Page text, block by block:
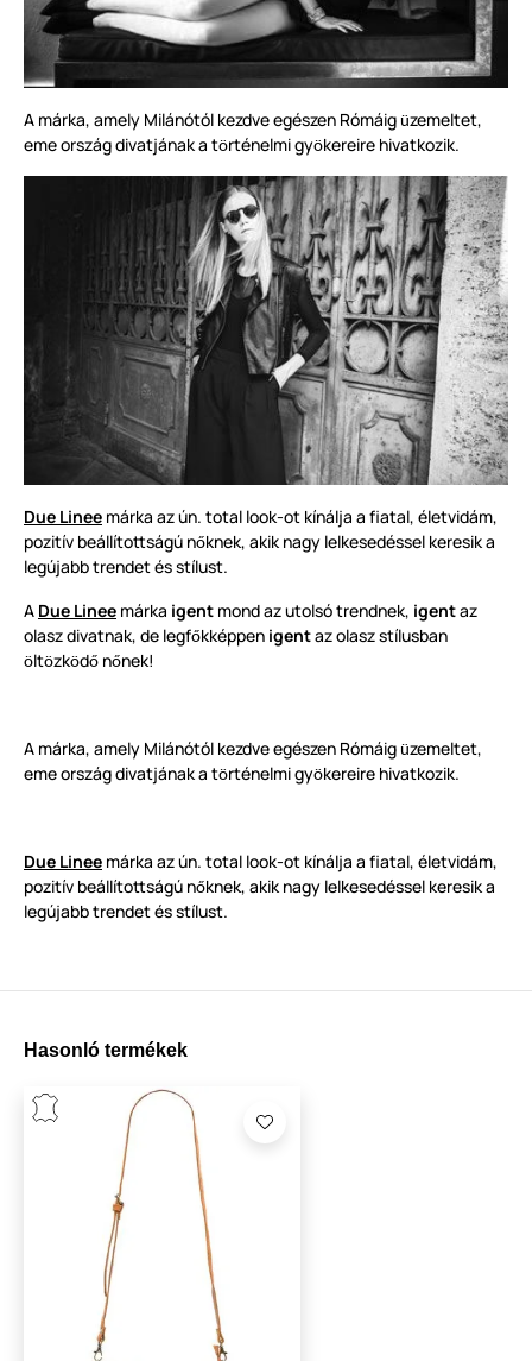
A márka, amely Milánótól kezdve egészen Rómáig üzemeltet,
eme ország divatjának a történelmi gyökereire hivatkozik.
Due Linee márka az ún. total look-ot kínálja a fiatal, életvidám,
pozitív beállítottságú nőknek, akik nagy lelkesedéssel keresik a
legújabb trendet és stílust.
A Due Linee márka igent mond az utolsó trendnek, igentaz
olasz divatnak, de legfőkképpen igentaz olasz stílusban
öltözködő nőnek!
A márka, amely Milánótól kezdve egészen Rómáig üzemeltet,
eme ország divatjának a történelmi gyökereire hivatkozik.
Due Linee márka az ún. total look-ot kínálja a fiatal, életvidám,
pozitív beállítottságú nőknek, akik nagy lelkesedéssel keresik a
legújabb trendet és stílust.
Hasonló termékek